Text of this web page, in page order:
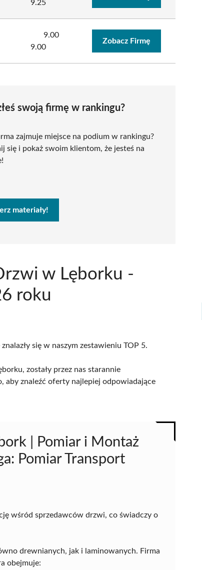
9.25
9.00
9.00
Zobacz Firmę
swoją firmę w rankingu?
zajmuje miejsce na podium w rankingu?
się i pokaż swoim klientom, że jesteś na
materiały!
w Lęborku -
roku
się w naszym zestawieniu TOP 5.
zostały przez nas starannie
aby znaleźć oferty najlepiej odpowiadające
| Pomiar i Montaż
Pomiar Transport
wśród sprzedawców drzwi, co świadczy o
drewnianych, jak i laminowanych. Firma
obejmuje: